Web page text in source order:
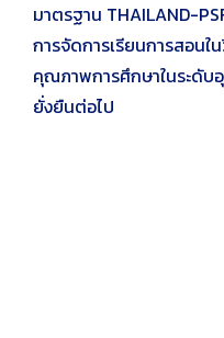
มาตรฐาน THAILAND-
การจัดการเรียนการสอนใ
คุณภาพการศึกษาในระดับ
ยั่งยืนต่อไป